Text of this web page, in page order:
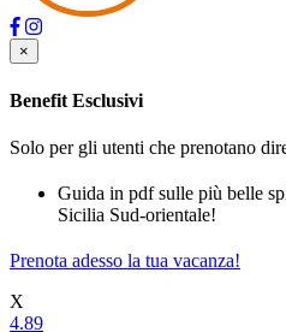
×
Benefit Esclusivi
Solo per gli utenti che prenotano
Guida in pdf sulle più belle
Sicilia Sud-orientale!
Prenota adesso la tua vacanza!
X
4.89